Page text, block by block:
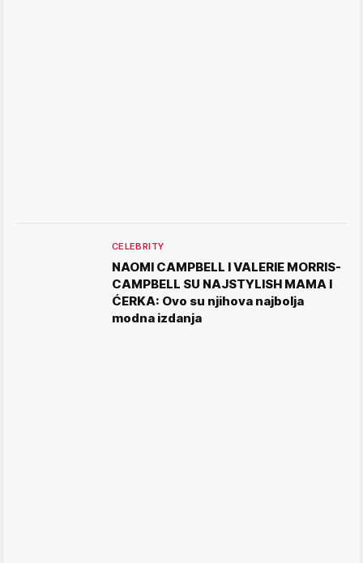
CELEBRITY
NAOMI CAMPBELL I VALERIE MORRIS-
CAMPBELL SU NAJSTYLISH MAMA I
ĆERKA: Ovo su njihova najbolja
modna izdanja